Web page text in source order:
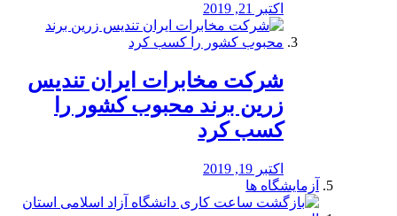
اکتبر 21, 2019
شرکت مخابرات ایران تندیس
زرین برند محبوب کشور را
کسب کرد
اکتبر 19, 2019
آزمایشگاه ها